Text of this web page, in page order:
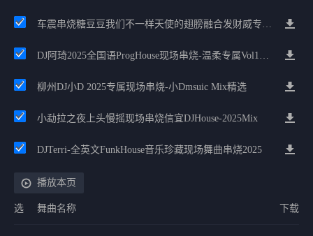
车震串烧糖豆豆我们不一样天使的翅膀融合发财威专属金边太空仓节奏
DJ阿琦2025全国语ProgHouse现场串烧-温柔专属Vol1慢摇
柳州DJ小D 2025专属现场串烧-小Dmsuic Mix精选
小勐拉之夜上头慢摇现场串烧信宜DJHouse-2025Mix
DJTerri-全英文FunkHouse音乐珍藏现场舞曲串烧2025
播放本页
选 舞曲名称 下载